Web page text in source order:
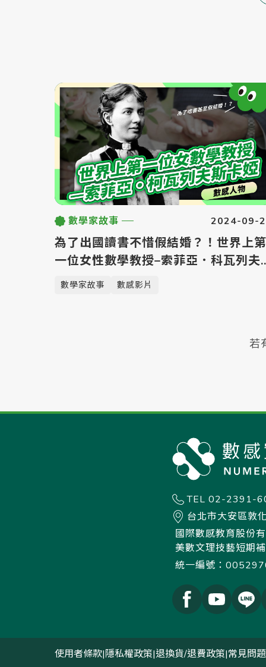
數學家故事 2024-09-
為了出國讀書不惜假結婚？！世界上第
一位女性數學教授–索菲亞．科瓦列夫
斯卡婭｜女性科學家🙋‍【數感沙龍】
數學家故事 數感影片
若
TEL 02-2391-
台北市大安區敦
國際數感教育股份
美數文理技藝短期
統一編號：
使用者條款|隱私權政策|退換貨/退費政策|常見問題